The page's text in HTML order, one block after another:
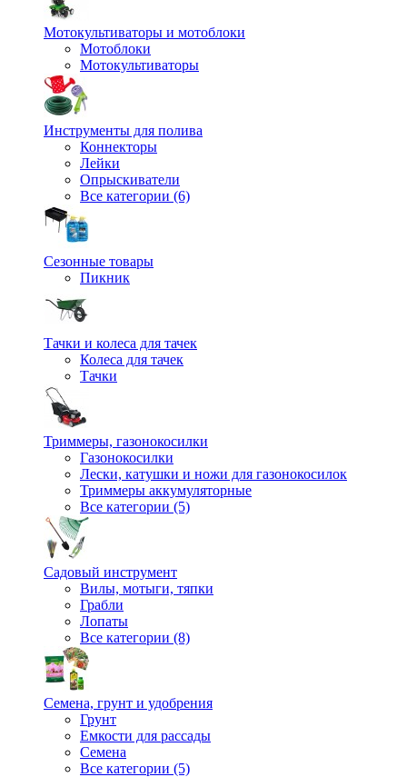
Мотокультиваторы и мотоблоки
Мотоблоки
Мотокультиваторы
Инструменты для полива
Коннекторы
Лейки
Опрыскиватели
Все категории (6)
Сезонные товары
Пикник
Тачки и колеса для тачек
Колеса для тачек
Тачки
Триммеры, газонокосилки
Газонокосилки
Лески, катушки и ножи для газонокосилок
Триммеры аккумуляторные
Все категории (5)
Садовый инструмент
Вилы, мотыги, тяпки
Грабли
Лопаты
Все категории (8)
Семена, грунт и удобрения
Грунт
Емкости для рассады
Семена
Все категории (5)